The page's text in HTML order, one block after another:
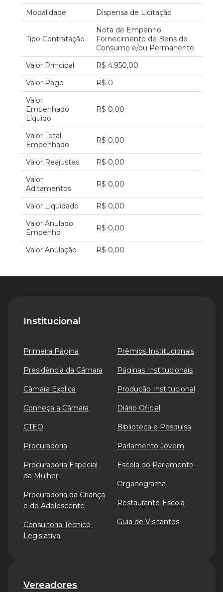
Modalidade
Dispensa de Licitação
Tipo Contratação
Nota de Empenho
Fornecimento de Bens de
Consumo e/ou Permanente
Valor Principal
R$ 4.950,00
Valor Pago
R$ 0
Valor
Empenhado
Líquido
R$ 0,00
Valor Total
Empenhado
R$ 0,00
Valor Reajustes
R$ 0,00
Valor
Aditamentos
R$ 0,00
Valor Liquidado
R$ 0,00
Valor Anulado
Empenho
R$ 0,00
Valor Anulação R$ 0,00
Institucional
Primeira Página
Presidência da Câmara
Câmara Explica
Conheça a Câmara
CTEO
Procuradoria
Procuradoria Especial
da Mulher
Procuradoria da Criança
e do Adolescente
Consultoria Técnico-
Legislativa
Prêmios Institucionais
Páginas Institucionais
Produção Institucional
Diário Oficial
Biblioteca e Pesquisa
Parlamento Jovem
Escola do Parlamento
Organograma
Restaurante-Escola
Guia de Visitantes
Vereadores